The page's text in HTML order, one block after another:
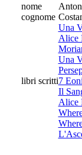
nome
cognome
libri scritti
Una
Alice
Una
7
Il
Alice